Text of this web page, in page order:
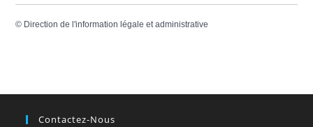
© Direction de l'information légale et administrative
Contactez-Nous